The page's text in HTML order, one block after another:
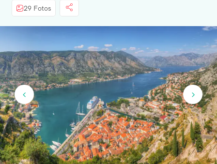
29 Fotos